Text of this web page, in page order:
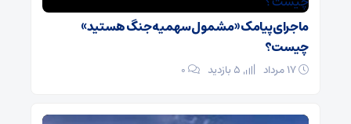
ماجرای پیامک « مشمول سهمیه جنگ هستید»
چیست؟
۰